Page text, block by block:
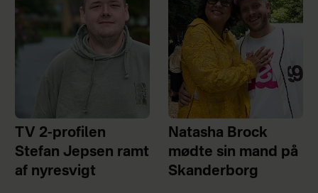
TV 2-profilen
Stefan Jepsen ramt
af nyresvigt
Natasha Brock
mødte sin mand på
Skanderborg